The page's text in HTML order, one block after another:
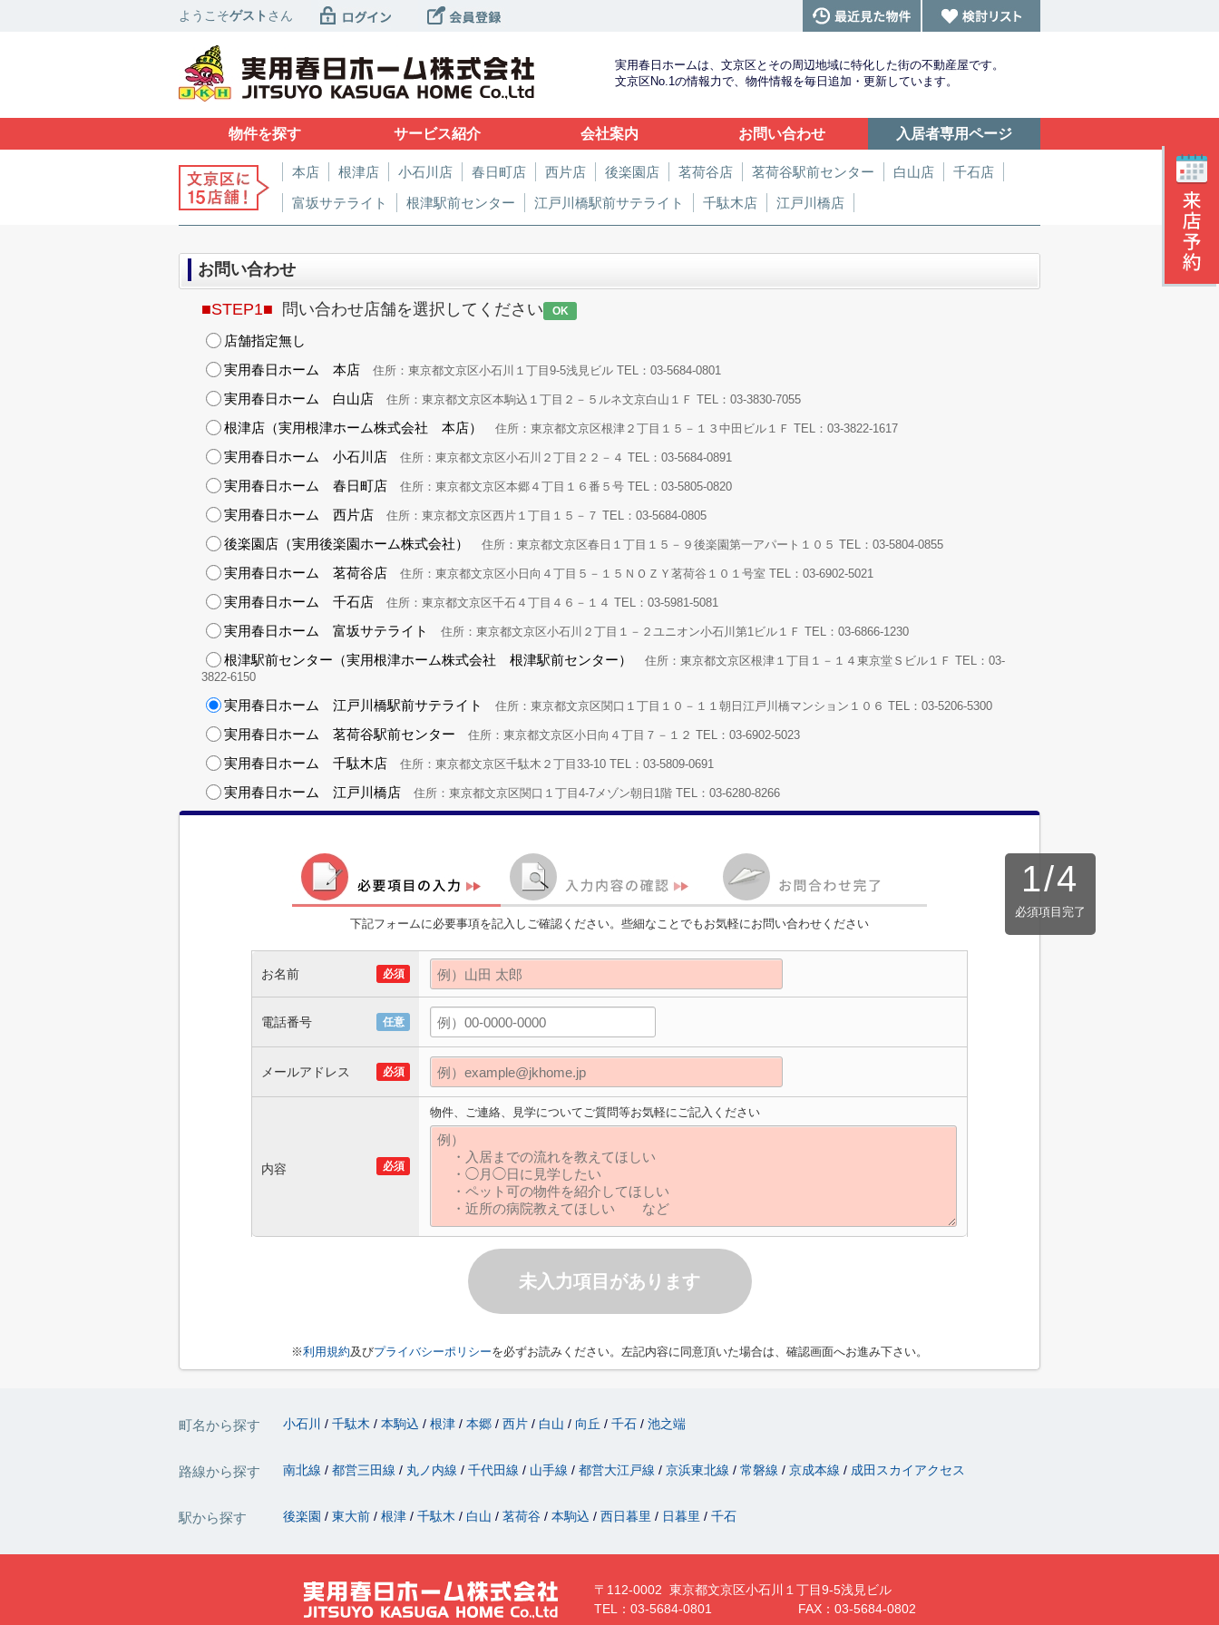
ようこそゲスト さん
実用春日ホームは、文京区とその周辺地域に特化した街の不動産屋です。
文京区No.1の情報力で、物件情報を毎日追加・更新しています。
物件を探す サービス紹介 会社案内 お問い合わせ 入居者専用ページ
本店 根津店 小石川店 春日町店 西片店 後楽園店 茗荷谷店 茗荷谷駅前センター 白山店
千石店
富坂サテライト
根津駅前センター 江戸川橋駅前サテライト 千駄木店 江戸川橋店
お問い合わせ
■STEP1■ 問い合わせ店舗を選択してください OK
店舗指定無し
実用春日ホーム 本店
住所：東京都文京区小石川１丁目9-5浅見ビル TEL：03-5684-0801
実用春日ホーム 白山店 住所：東京都文京区本駒込１丁目２－５ルネ文京白山１Ｆ TEL：03-3830-7055
根津店（実用根津ホーム株式会社 本店） 住所：東京都文京区根津２丁目１５－１３中田ビル１Ｆ TEL：03-3822-1617
実用春日ホーム 小石川店 住所：東京都文京区小石川２丁目２２－４ TEL：03-5684-0891
実用春日ホーム 春日町店 住所：東京都文京区本郷４丁目１６番５号 TEL：03-5805-0820
実用春日ホーム 西片店 住所：東京都文京区西片１丁目１５－７ TEL：03-5684-0805
後楽園店（実用後楽園ホーム株式会社） 住所：東京都文京区春日１丁目１５－９後楽園第一アパート１０５ TEL：03-5804-0855
実用春日ホーム 茗荷谷店 住所：東京都文京区小日向４丁目５－１５ＮＯＺＹ茗荷谷１０１号室 TEL：03-6902-5021
実用春日ホーム 千石店 住所：東京都文京区千石４丁目４６－１４ TEL：03-5981-5081
実用春日ホーム 富坂サテライト 住所：東京都文京区小石川２丁目１－２ユニオン小石川第1ビル１Ｆ TEL：03-6866-1230
根津駅前センター（実用根津ホーム株式会社 根津駅前センター）
住所：東京都文京区根津１丁目１－１４東京堂Ｓビル１Ｆ TEL：03-
3822-6150
実用春日ホーム 江戸川橋駅前サテライト 住所：東京都文京区関口１丁目１０－１１朝日江戸川橋マンション１０６ TEL：03-5206-5300
実用春日ホーム 茗荷谷駅前センター 住所：東京都文京区小日向４丁目７－１２ TEL：03-6902-5023
実用春日ホーム 千駄木店 住所：東京都文京区千駄木２丁目33-10 TEL：03-5809-0691
実用春日ホーム 江戸川橋店 住所：東京都文京区関口１丁目4-7メゾン朝日1階 TEL：03-6280-8266
1/4
必須項目完了
下記フォームに必要事項を記入しご確認ください。些細なことでもお気軽にお問い合わせください
お名前 必須
電話番号 任意
メールアドレス 必須
内容 必須
物件、ご連絡、見学についてご質問等お気軽にご記入ください
未入力項目があります
※利用規約及びプライバシーポリシーを必ずお読みください。左記内容に同意頂いた場合は、確認画面へお進み下さい。
町名から探す 小石川 千駄木 本駒込 根津 本郷 西片 白山 向丘 千石 池之端
路線から探す 南北線 都営三田線 丸ノ内線 千代田線 山手線 都営大江戸線 京浜東北線 常磐線 京成本線 成田スカイアクセス
駅から探す 後楽園 東大前 根津 千駄木 白山 茗荷谷 本駒込 西日暮里 日暮里 千石
〒112-0002 東京都文京区小石川１丁目9-5浅見ビル
TEL：03-5684-0801
FAX：03-5684-0802